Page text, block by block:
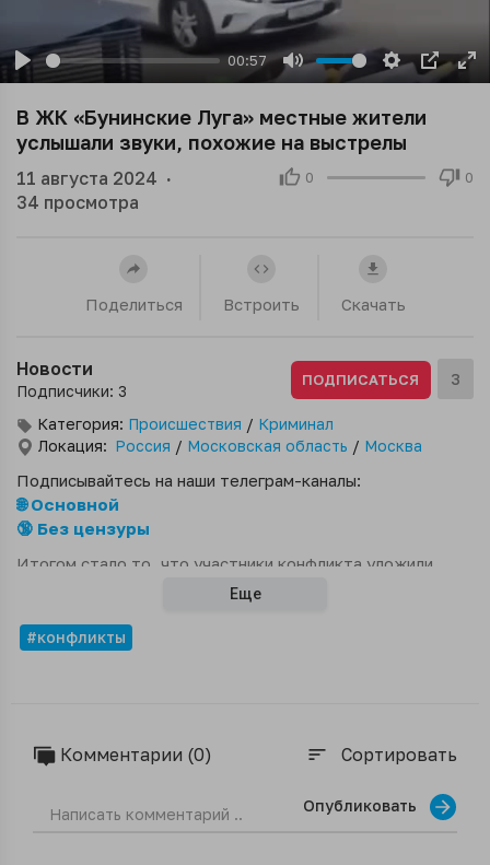
Play
00:57
Mute Settings
PIP
В ЖК «Бунинские Луга» местные жители
услышали звуки, похожие на выстрелы
0 0
11 августа 2024 ·
34 просмотра
Поделиться Встроить Скачать
Новости
Подписчики: 3
ПОДПИСАТЬСЯ 3
Категория: Происшествия / Криминал
Локация: Россия / Московская область / Москва
Подписывайтесь на наши телеграм-каналы:
🌐 Основной
🔞 Без цензуры
Итогом стало то, что участники конфликта уложили
двоих молодых людей на асфальт и вызвали полицию.
Еще
#конфликты
Комментарии (0) sort Сортировать
Опубликовать